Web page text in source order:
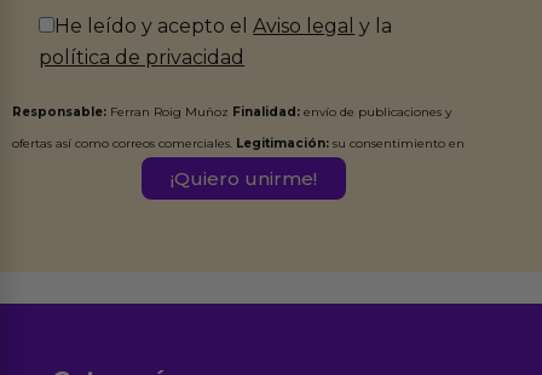
He leído y acepto elAviso legal y la
política de privacidad
Responsable: Ferran Roig Muñoz Finalidad: envío de publicaciones y
ofertas así como correos comerciales. Legitimación: su consentimiento en
Destinatarios:Ferran Roig Muñoz. Podrás ejercer tus